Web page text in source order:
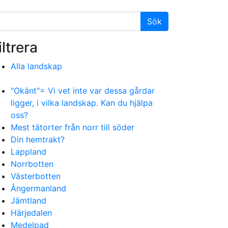
Alla landskap
"Okänt"= Vi vet inte var dessa gårdar
ligger, i vilka landskap. Kan du hjälpa
oss?
Mest tätorter från norr till söder
Din hemtrakt?
Lappland
Norrbotten
Västerbotten
Ångermanland
Jämtland
Härjedalen
Medelpad